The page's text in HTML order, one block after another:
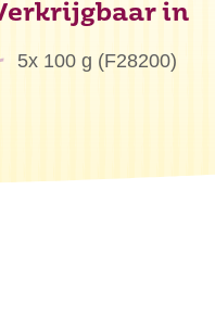
in
5x 100 g (F28200)